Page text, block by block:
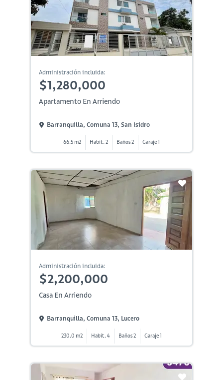
Administración incluida:
$1,280,000
Apartamento En Arriendo
Barranquilla, Comuna 13, San Isidro
66.5 m2 Habit. 2 Baños 2 Garaje 1
Administración incluida:
$2,200,000
Casa En Arriendo
Barranquilla, Comuna 13, Lucero
230.0 m2 Habit. 4 Baños 2 Garaje 1